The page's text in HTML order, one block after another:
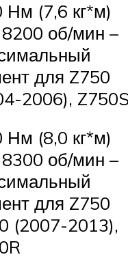
Нм (7,6 кг*м)
об/мин –
для Z750
2006),
Нм (8,0 кг*м)
об/мин –
для Z750
(2007-2013),